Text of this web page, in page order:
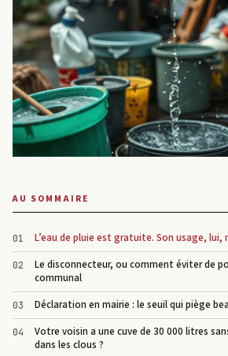
AU SOMMAIRE
L’eau de pluie est gratuite. Son usage, lui,
Le disconnecteur, ou comment éviter de
communal
Déclaration en mairie : le seuil qui piège
Votre voisin a une cuve de 30 000 litres
dans les clous ?